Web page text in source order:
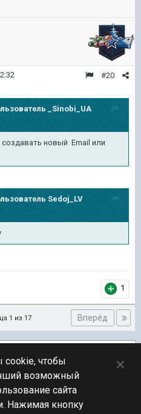
#20
_Sinobi_UA
новый Email или
Sedoj_LV
1
Вперёд
1 из 17
чтобы
возможный
сайта
Нажимая кнопку
×